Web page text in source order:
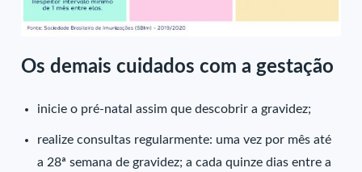
Os demais cuidados com a gestação
inicie o pré-natal assim que descobrir a gravidez;
realize consultas regularmente: uma vez por mês até
a 28ª semana de gravidez; a cada quinze dias entre a